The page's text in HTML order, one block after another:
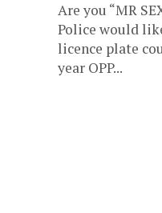
Are you “MR
Police would
licence plate
year OPP...